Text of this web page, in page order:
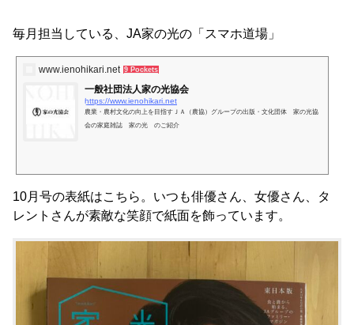
毎月担当している、JA家の光の「スマホ道場」
www.ienohikari.net 9 Pockets
一般社団法人家の光協会
https://www.ienohikari.net
農業・農村文化の向上を目指すＪＡ（農協）グループの出版・文化団体 家の光協
会の家庭雑誌 家の光 のご紹介
10月号の表紙はこちら。いつも俳優さん、女優さん、タ
レントさんが素敵な笑顔で紙面を飾っています。